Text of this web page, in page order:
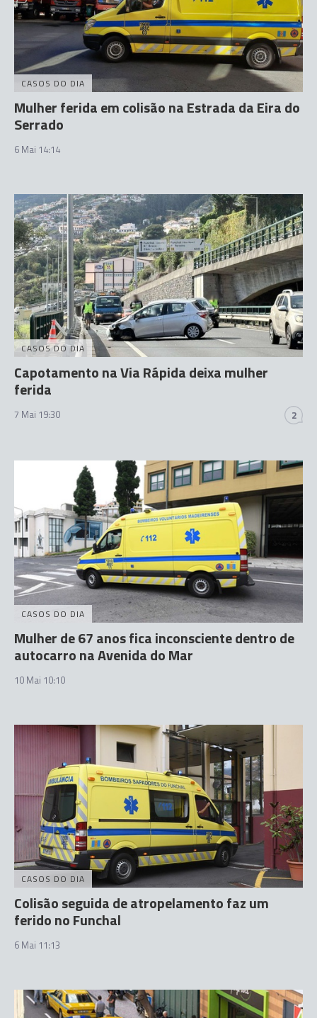
CASOS DO DIA
Mulher ferida em colisão na Estrada da Eira do
Serrado
6 Mai 14:14
CASOS DO DIA
Capotamento na Via Rápida deixa mulher
ferida
7 Mai 19:30 2
CASOS DO DIA
Mulher de 67 anos fica inconsciente dentro de
autocarro na Avenida do Mar
10 Mai 10:10
CASOS DO DIA
Colisão seguida de atropelamento faz um
ferido no Funchal
6 Mai 11:13